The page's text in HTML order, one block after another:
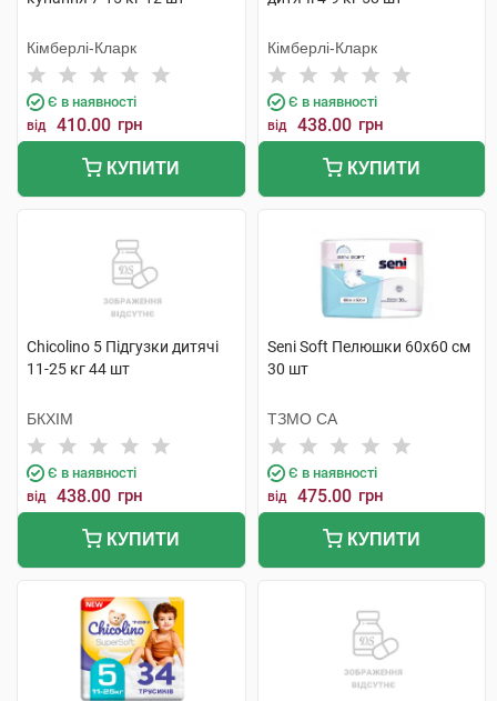
Кімберлі-Кларк
Є в наявності
від 410.00 грн
КУПИТИ
Кімберлі-Кларк
Є в наявності
від 438.00 грн
КУПИТИ
Chicolino 5 Підгузки дитячі
11-25 кг 44 шт
БКХІМ
Є в наявності
від 438.00 грн
КУПИТИ
Seni Soft Пелюшки 60х60 см
30 шт
ТЗМО СА
Є в наявності
від 475.00 грн
КУПИТИ